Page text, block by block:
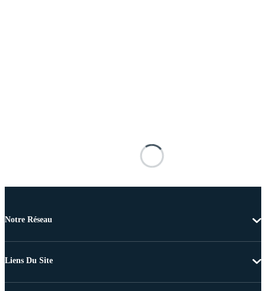
Notre Réseau
Liens Du Site